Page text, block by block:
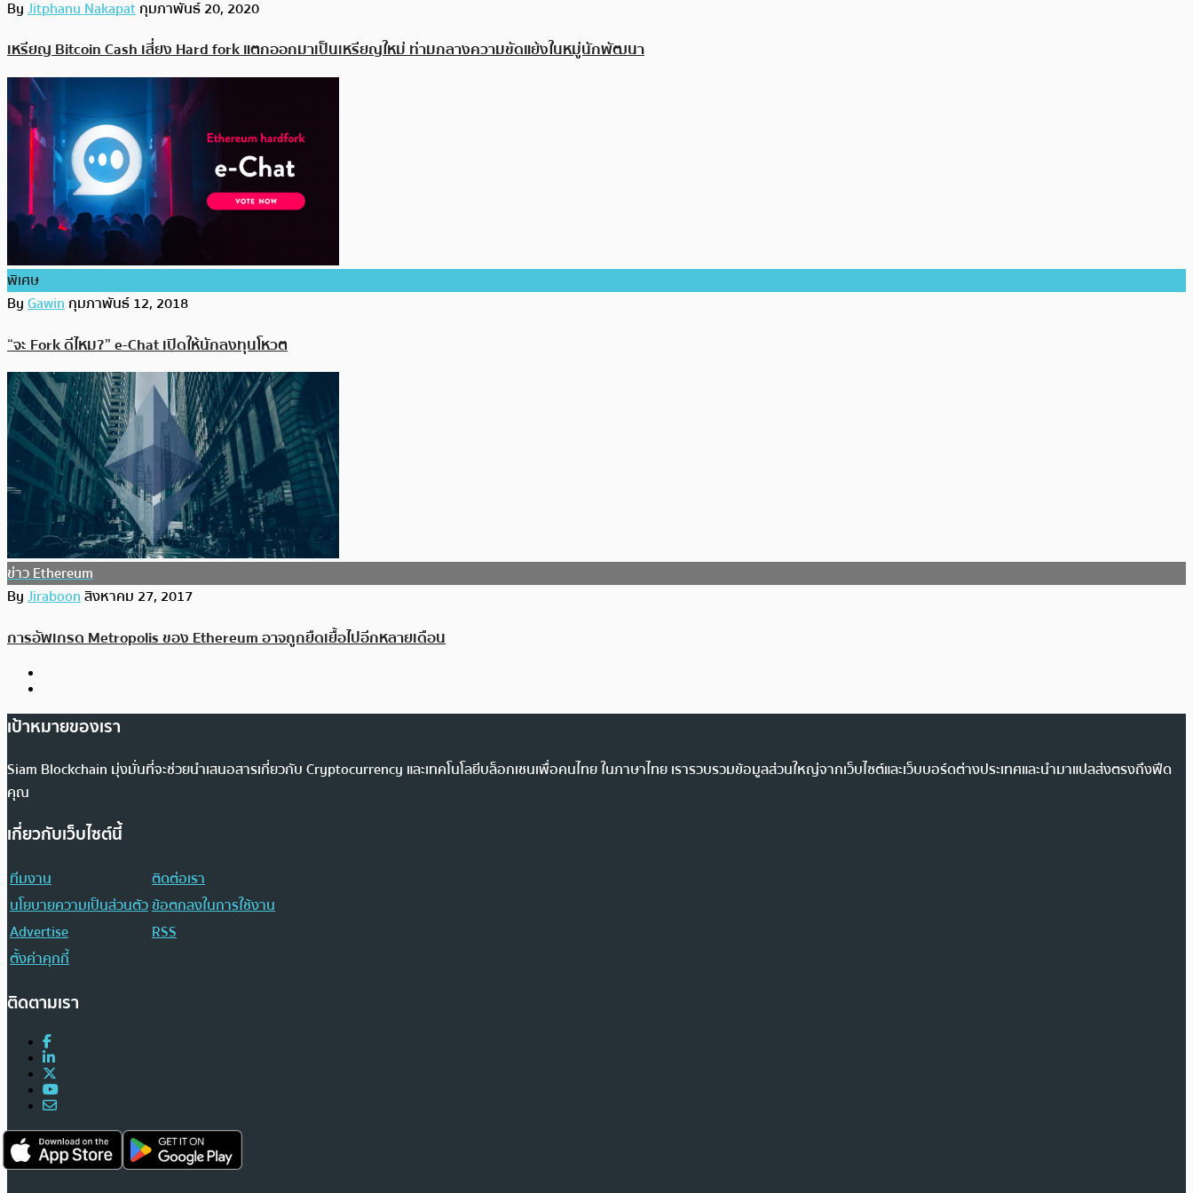
ByJitphanu Nakapatกุมภาพันธ์ 20, 2020
เหรียญ Bitcoin Cash เสี่ยง Hard fork แตกออกมาเป็นเหรียญใหม่ ท่ามกลางความขัดแย้งในหมู่นักพัฒนา
พิเศษ
ByGawinกุมภาพันธ์ 12, 2018
“จะ Fork ดีไหม?” e-Chat เปิดให้นักลงทุนโหวต
ข่าว Ethereum
ByJiraboonสิงหาคม 27, 2017
การอัพเกรด Metropolis ของ Ethereum อาจถูกยืดเยื้อไปอีกหลายเดือน
เป้าหมายของเรา
Siam Blockchain มุ่งมั่นที่จะช่วยนำเสนอสารเกี่ยวกับ Cryptocurrency และเทคโนโลยีบล็อกเชนเพื่อคนไทย ในภาษาไทย เรารวบรวมข้อมูลส่วนใหญ่จากเว็บไซต์และเว็บบอร์ดต่างประเทศและนำมาแปลส่งตรงถึงฟีด
คุณ
เกี่ยวกับเว็บไซต์นี้
ทีมงาน
ติดต่อเรา
นโยบายความเป็นส่วนตัวข้อตกลงในการใช้งาน
Advertise
RSS
ตั้งค่าคุกกี้
ติดตามเรา